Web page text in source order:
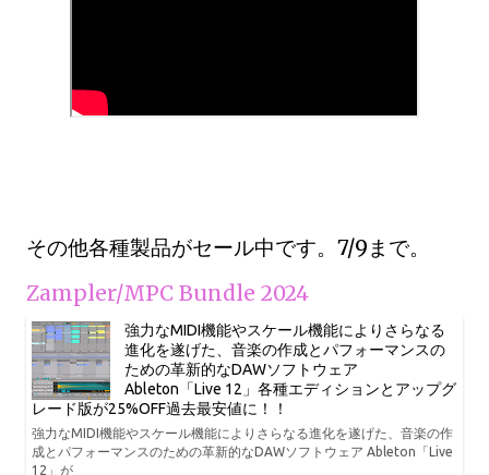
その他各種製品がセール中です。7/9まで。
Zampler/MPC Bundle 2024
強力なMIDI機能やスケール機能によりさらなる
進化を遂げた、音楽の作成とパフォーマンスの
ための革新的なDAWソフトウェア
Ableton「Live 12」各種エディションとアップグ
レード版が25%OFF過去最安値に！！
強力なMIDI機能やスケール機能によりさらなる進化を遂げた、音楽の作
成とパフォーマンスのための革新的なDAWソフトウェア Ableton「Live
12」が